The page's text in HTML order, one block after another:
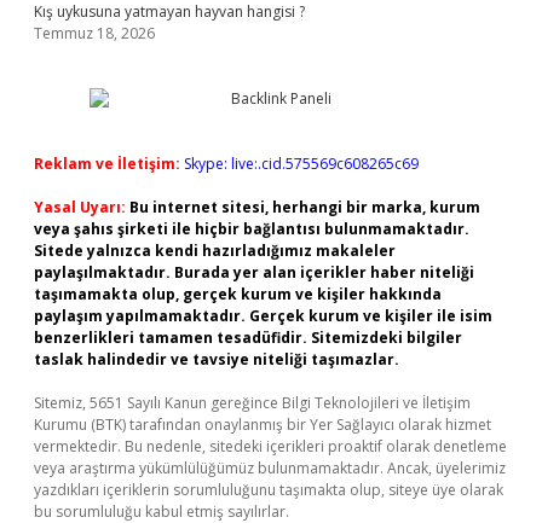
Kış uykusuna yatmayan hayvan hangisi ?
Temmuz 18, 2026
Reklam ve İletişim: Skype: live:.cid.575569c608265c69
Yasal Uyarı: Bu internet sitesi, herhangi bir marka, kurum
veya şahıs şirketi ile hiçbir bağlantısı bulunmamaktadır.
Sitede yalnızca kendi hazırladığımız makaleler
paylaşılmaktadır. Burada yer alan içerikler haber niteliği
taşımamakta olup, gerçek kurum ve kişiler hakkında
paylaşım yapılmamaktadır. Gerçek kurum ve kişiler ile isim
benzerlikleri tamamen tesadüfidir. Sitemizdeki bilgiler
taslak halindedir ve tavsiye niteliği taşımazlar.
Sitemiz, 5651 Sayılı Kanun gereğince Bilgi Teknolojileri ve İletişim
Kurumu (BTK) tarafından onaylanmış bir Yer Sağlayıcı olarak hizmet
vermektedir. Bu nedenle, sitedeki içerikleri proaktif olarak denetleme
veya araştırma yükümlülüğümüz bulunmamaktadır. Ancak, üyelerimiz
yazdıkları içeriklerin sorumluluğunu taşımakta olup, siteye üye olarak
bu sorumluluğu kabul etmiş sayılırlar.